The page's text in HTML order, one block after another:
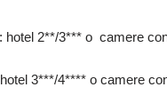
hotel 2**/3*** o camere
3***/4**** o camere